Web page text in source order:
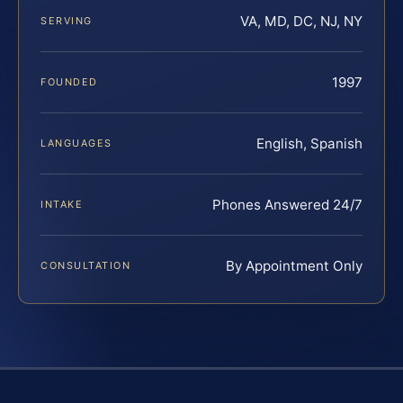
SERVING VA, MD, DC, NJ, NY
FOUNDED 1997
LANGUAGES English, Spanish
INTAKE Phones Answered 24/7
CONSULTATION By Appointment Only